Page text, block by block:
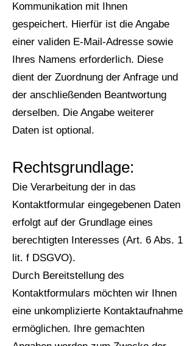
Kommunikation mit Ihnen
gespeichert. Hierfür ist die Angabe
einer validen E-Mail-Adresse sowie
Ihres Namens erforderlich. Diese
dient der Zuordnung der Anfrage und
der anschließenden Beantwortung
derselben. Die Angabe weiterer
Daten ist optional.
Rechtsgrundlage:
Die Verarbeitung der in das
Kontaktformular eingegebenen Daten
erfolgt auf der Grundlage eines
berechtigten Interesses (Art. 6 Abs. 1
lit. f DSGVO).
Durch Bereitstellung des
Kontaktformulars möchten wir Ihnen
eine unkomplizierte Kontaktaufnahme
ermöglichen. Ihre gemachten